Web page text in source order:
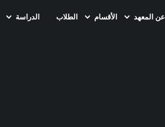
عن المعهد الأقسام الطلاب الدراسة